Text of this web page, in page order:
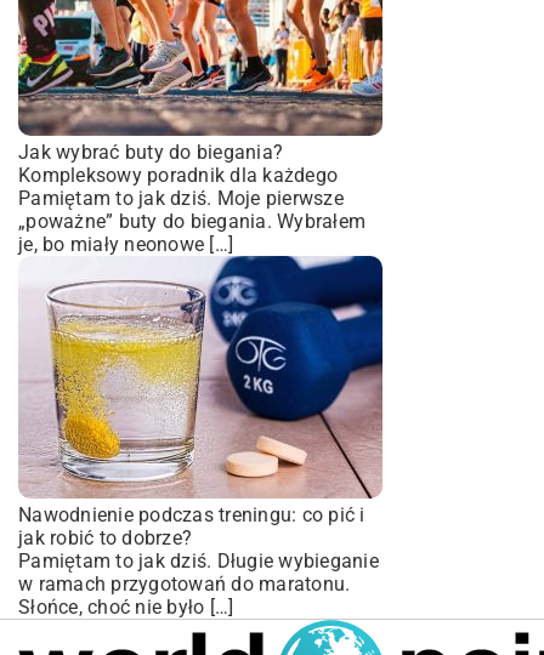
Jak wybrać buty do biegania?
Kompleksowy poradnik dla każdego
Pamiętam to jak dziś. Moje pierwsze
„poważne” buty do biegania. Wybrałem
je, bo miały neonowe […]
Nawodnienie podczas treningu: co pić i
jak robić to dobrze?
Pamiętam to jak dziś. Długie wybieganie
w ramach przygotowań do maratonu.
Słońce, choć nie było […]